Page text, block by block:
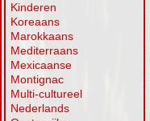
Kinderen
Koreaans
Marokkaans
Mediterraans
Mexicaanse
Montignac
Multi-cultureel
Nederlands